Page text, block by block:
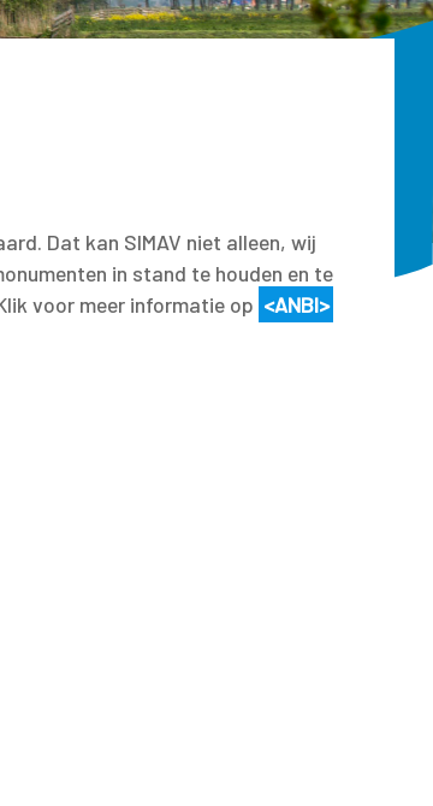
Dat kan SIMAV niet alleen, wij
in stand te houden en te
voor meer informatie op <ANBI>